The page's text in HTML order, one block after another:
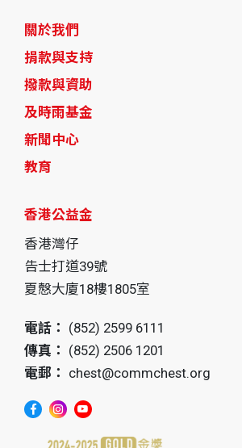
關於我們
捐款與支持
撥款與資助
及時雨基金
新聞中心
教育
香港公益金
香港灣仔
告士打道39號
夏慤大廈18樓1805室
電話： (852) 2599 6111
傳真： (852) 2506 1201
電郵： chest@commchest.org